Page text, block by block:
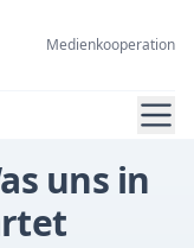
Medienkooperation
uns in